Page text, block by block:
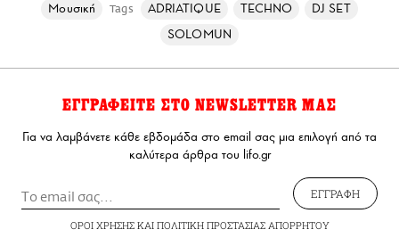
Μουσική Tags ADRIATIQUE TECHNO
DJ SET
SOLOMUN
ΕΓΓΡΑΦΕΙΤΕ ΣΤΟ NEWSLETTER ΜΑΣ
Για να λαμβάνετε κάθε εβδομάδα στο email σας μια επιλογή από τα
καλύτερα άρθρα του lifo.gr
ΕΓΓΡΑΦΗ
ΟΡΟΙ ΧΡΗΣΗΣΚΑΙ ΠΟΛΙΤΙΚΗ ΠΡΟΣΤΑΣΙΑΣ ΑΠΟΡΡΗΤΟΥ